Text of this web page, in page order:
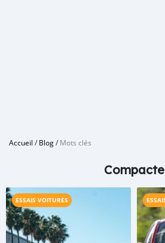
Accueil /Blog/Mots clés
Compacte
ESSAIS VOITURES